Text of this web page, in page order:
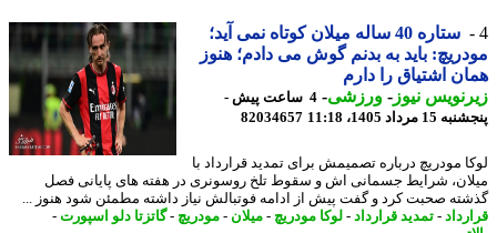
ستاره 40 ساله میلان کوتاه نمی آید؛
باید به بدنم گوش می دادم؛ هنوز
اشتیاق را دارم
نیوز-ورزشی-
4 ساعت پیش -
1405، 11:18
82034657
مودریچ درباره تصمیمش برای تمدید قرارداد با
شرایط جسمانی اش و سقوط تلخ روسونری در هفته های پایانی فصل
صحبت کرد و گفت پیش از ادامه فوتبالش نیاز داشته مطمئن شود هنوز ...
-تمدید قرارداد -لوکا مودریچ- میلان-مودریچ- گاتزتا دلو اسپورت-